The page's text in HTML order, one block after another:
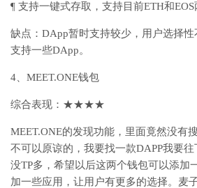
¶ 支持一键式存取，支持目前ETH和EOS
缺点：DApp暂时支持较少，用户选择
支持一些DApp。
4、MEET.ONE钱包
综合表现：★★★★
MEET.ONE的发现功能，里面竟然没有
不可以原谅的，我要找一款DAPP我要
没TP多，希望以后这两个钱包可以添加
加一些应用，让用户有更多的选择。麦